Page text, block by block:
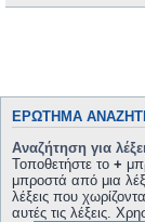
ΕΡΏΤΗΜΑ
Αναζήτηση για
Τοποθετήστε το +
μπροστά από μια
λέξεις που
αυτές τις λέξεις.